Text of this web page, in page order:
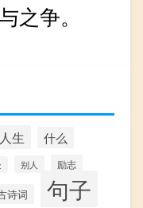
之争。
人生 什么
别人 励志
诗词 句子